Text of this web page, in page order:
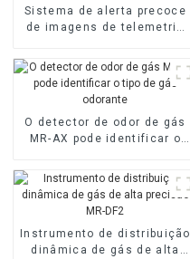
Sistema de alerta precoce
de imagens de telemetria
O detector de odor de gás
MR-AX pode identificar o
Instrumento de distribuição
dinâmica de gás de alta